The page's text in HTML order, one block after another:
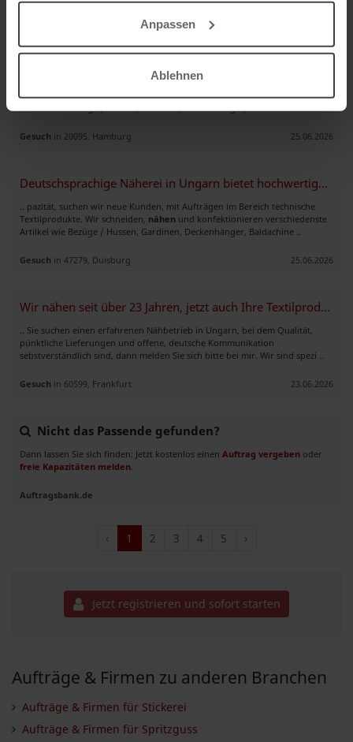
Anpassen
Ablehnen
Deutschsprachige Näherei in Ungarn bietet hochwertige Näharbeiten an
.. pazität, suchen wir neue Kunden, mit Aufträgen im Bereich technische
Textilprodukte. Wir schneiden,nähenund konfektionieren verschiedenste
Artilkel wie Bezüge / Hussen, Gardinen, Deckenhänger, Baldachine ..
Gesuch in 20095, Hamburg 25.06.2026
Deutschsprachige Näherei in Ungarn bietet hochwertige Näharbeiten an
.. pazität, suchen wir neue Kunden, mit Aufträgen im Bereich technische
Textilprodukte. Wir schneiden, nähen und konfektionieren verschiedenste
Artilkel wie Bezüge / Hussen, Gardinen, Deckenhänger, Baldachine ..
Gesuch in 47279, Duisburg 25.06.2026
Wir nähen seit über 23 Jahren, jetzt auch Ihre Textilprodukte ??
.. Sie suchen einen erfahrenen Nähbetrieb in Ungarn, bei dem Qualität,
pünktliche Lieferungen und offene, deutsche Kommunikation
sebstverständlich sind, dann melden Sie sich bitte bei mir. Wir sind spezi ..
Gesuch in 60599, Frankfurt 23.06.2026
Nicht das Passende gefunden?
Dann lassen Sie sich finden: Jetzt kostenlos einen Auftrag vergeben oder
freie Kapazitäten melden.
Auftragsbank.de
‹ 1 2 3 4 5 ›
Jetzt registrieren und sofort starten
Aufträge & Firmen zu anderen Branchen
Aufträge & Firmen für Stickerei
Aufträge & Firmen für Spritzguss